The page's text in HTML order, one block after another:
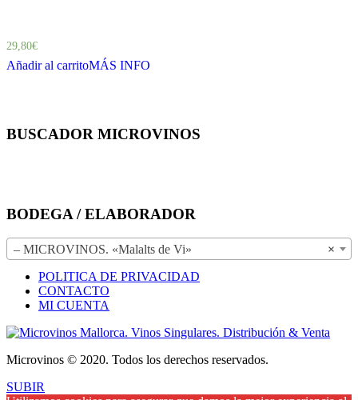
29,80€
Añadir al carritoMÁS INFO
BUSCADOR MICROVINOS
BODEGA / ELABORADOR
×
– MICROVINOS. «Malalts de Vi»
POLITICA DE PRIVACIDAD
CONTACTO
MI CUENTA
Microvinos © 2020. Todos los derechos reservados.
SUBIR